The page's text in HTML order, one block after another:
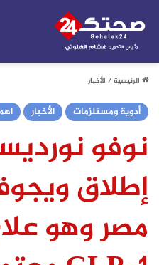
الرئيسية/ الأخبار
أدوية ومستلزمات الأخبار
نوفو
إطلاق
مصر وهو